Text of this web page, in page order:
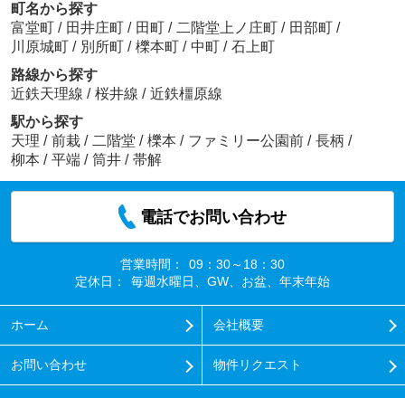
町名から探す
富堂町 / 田井庄町 / 田町 / 二階堂上ノ庄町 / 田部町 /
川原城町 / 別所町 / 櫟本町 / 中町 / 石上町
路線から探す
近鉄天理線 / 桜井線 / 近鉄橿原線
駅から探す
天理 / 前栽 / 二階堂 / 櫟本 / ファミリー公園前 / 長柄 /
柳本 / 平端 / 筒井 / 帯解
電話でお問い合わせ
営業時間：
09：30～18：30
定休日：
毎週水曜日、GW、お盆、年末年始
ホーム 会社概要
お問い合わせ 物件リクエスト